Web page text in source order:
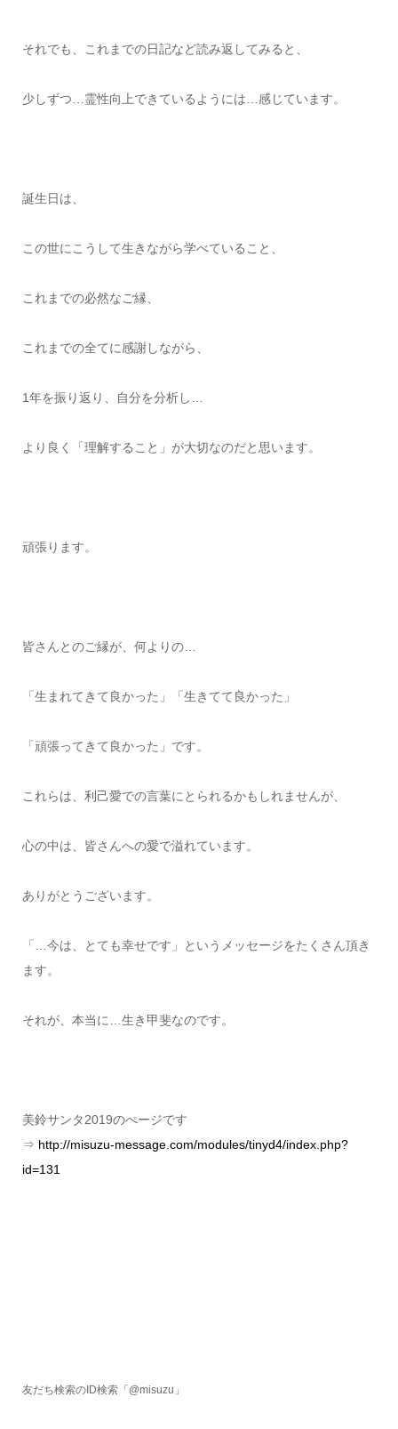
それでも、これまでの日記など読み返してみると、
少しずつ…霊性向上できているようには…感じています。
誕生日は、
この世にこうして生きながら学べていること、
これまでの必然なご縁、
これまでの全てに感謝しながら、
1年を振り返り、自分を分析し…
より良く「理解すること」が大切なのだと思います。
頑張ります。
皆さんとのご縁が、何よりの…
「生まれてきて良かった」「生きてて良かった」
「頑張ってきて良かった」です。
これらは、利己愛での言葉にとられるかもしれませんが、
心の中は、皆さんへの愛で溢れています。
ありがとうございます。
「…今は、とても幸せです」というメッセージをたくさん頂き
ます。
それが、本当に…生き甲斐なのです。
美鈴サンタ2019のぺージです
⇒ http://misuzu-message.com/modules/tinyd4/index.php?
id=131
友だち検索のID検索「@misuzu」